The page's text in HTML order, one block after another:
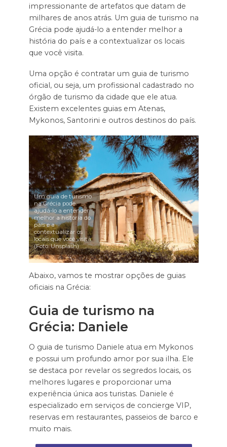
impressionante de artefatos que datam de
milhares de anos atrás. Um guia de turismo na
Grécia pode ajudá-lo a entender melhor a
história do país e a contextualizar os locais
que você visita.
Uma opção é contratar um guia de turismo
oficial, ou seja, um profissional cadastrado no
órgão de turismo da cidade que ele atua.
Existem excelentes guias em Atenas,
Mykonos, Santorini e outros destinos do país.
Um guia de turismo
na Grécia pode
ajudá-lo a entender
melhor a história do
país e a
contextualizar os
locais que você visita.
(Foto: Unsplash)
Abaixo, vamos te mostrar opções de guias
oficiais na Grécia:
Guia de turismo na
Grécia: Daniele
O guia de turismo Daniele atua em Mykonos
e possui um profundo amor por sua ilha. Ele
se destaca por revelar os segredos locais, os
melhores lugares e proporcionar uma
experiência única aos turistas. Daniele é
especializado em serviços de concierge VIP,
reservas em restaurantes, passeios de barco e
muito mais.